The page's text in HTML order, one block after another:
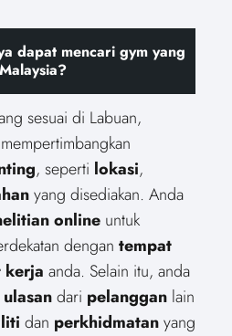
dapat mencari gym yang
sesuai di Labuan,
, seperti lokasi,
yang disediakan. Anda
online untuk
dengan tempat
kerja anda. Selain itu, anda
ulasandari pelanggan lain
dan perkhidmatanyang